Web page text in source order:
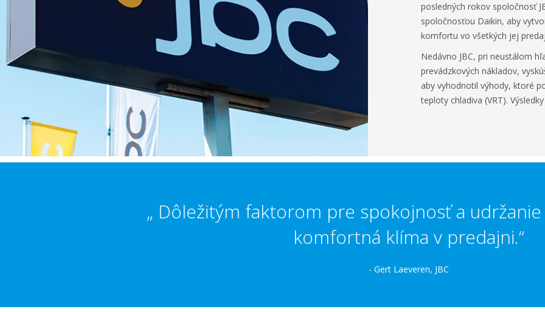
posledných rokov spoločnosť
spoločnosťou Daikin, aby
komfortu vo všetkých jej
Nedávno JBC, pri neustálom
prevádzkových nákladov,
aby vyhodnotil výhody, ktoré
teploty chladiva (VRT).
„ Dôležitým faktorom pre spokojnosť a udržanie
komfortná klíma v predajni.“
- Gert Laeveren, JBC